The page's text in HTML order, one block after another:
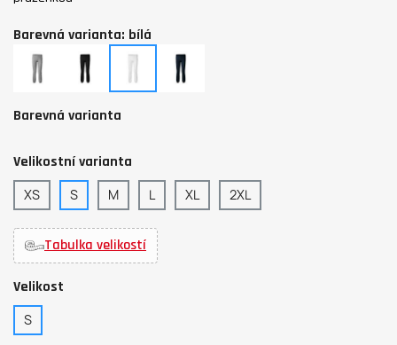
Barevná varianta: bílá
tmavě
šedý
černá bílá
námořní
modrá
Barevná varianta
Velikostní varianta
XS S M L XL 2XL
Tabulka velikostí
Velikost
S